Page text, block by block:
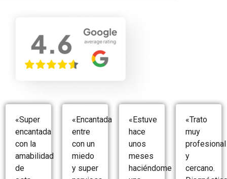
«Super
encantada
con la
amabilidad
de
«Encantada
entre
con un
miedo
y super
«Estuve
hace
unos
meses
haciéndome
«Trato
muy
profesional
y
cercano.